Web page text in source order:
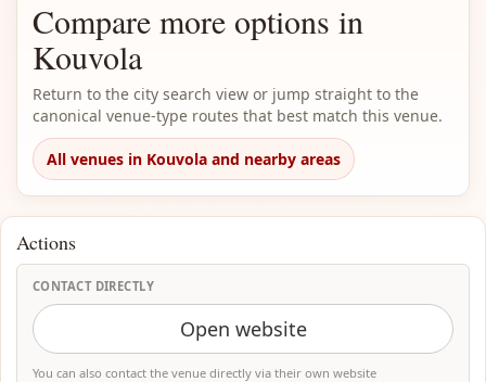
Compare more options in
Kouvola
Return to the city search view or jump straight to the
canonical venue-type routes that best match this venue.
All venues in Kouvola and nearby areas
Actions
CONTACT DIRECTLY
Open website
You can also contact the venue directly via their own website